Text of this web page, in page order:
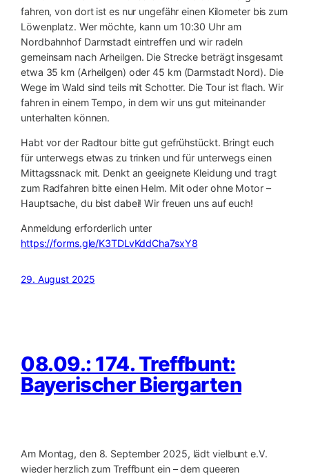
fahren, von dort ist es nur ungefähr einen Kilometer bis zum
Löwenplatz. Wer möchte, kann um 10:30 Uhr am
Nordbahnhof Darmstadt eintreffen und wir radeln
gemeinsam nach Arheilgen. Die Strecke beträgt insgesamt
etwa 35 km (Arheilgen) oder 45 km (Darmstadt Nord). Die
Wege im Wald sind teils mit Schotter. Die Tour ist flach. Wir
fahren in einem Tempo, in dem wir uns gut miteinander
unterhalten können.
Habt vor der Radtour bitte gut gefrühstückt. Bringt euch
für unterwegs etwas zu trinken und für unterwegs einen
Mittagssnack mit. Denkt an geeignete Kleidung und tragt
zum Radfahren bitte einen Helm. Mit oder ohne Motor –
Hauptsache, du bist dabei! Wir freuen uns auf euch!
Anmeldung erforderlich unter
https://forms.gle/K3TDLvKddCha7sxY8
29. August 2025
08.09.: 174. Treffbunt:
Bayerischer Biergarten
Am Montag, den 8. September 2025, lädt vielbunt e.V.
wieder herzlich zum Treffbunt ein – dem queeren